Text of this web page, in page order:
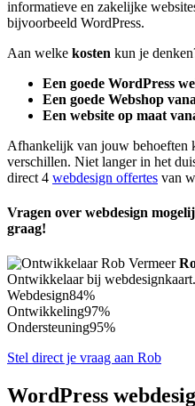
informatieve en zakelijke
bijvoorbeeld WordPress.
Aan welke kosten kun je
Een goede WordPress
Een goede Webshop
Een website op maat
Afhankelijk van jouw behoeften
verschillen. Niet langer in het
direct 4 webdesign offertes van
Vragen over webdesign
graag!
Ontwikkelaar bij
Webdesign84%
Ontwikkeling97%
Ondersteuning95%
Stel direct je vraag aan Rob
WordPress